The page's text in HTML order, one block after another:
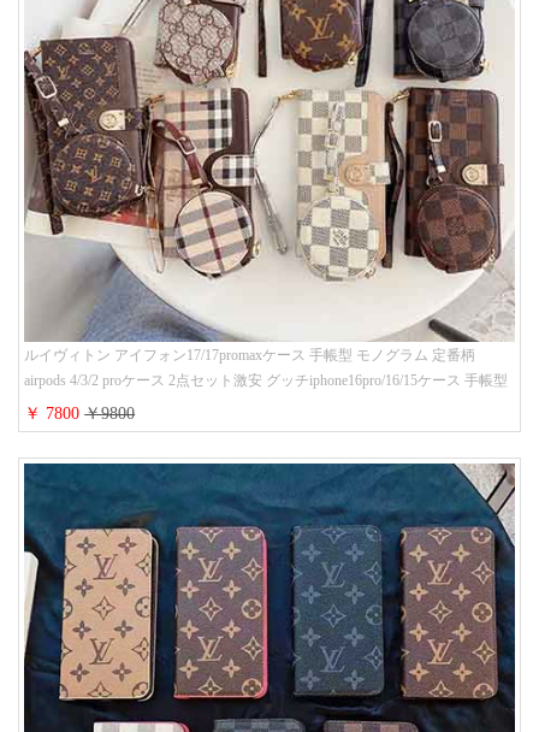
ルイヴィトン アイフォン17/17promaxケース 手帳型 モノグラム 定番柄
airpods 4/3/2 proケース 2点セット激安 グッチiphone16pro/16/15ケース 手帳型
財布カード入り 多機能 ハイ ブランド Galaxy S25/S24/S23手帳カバー おすす
め
￥ 7800￥9800